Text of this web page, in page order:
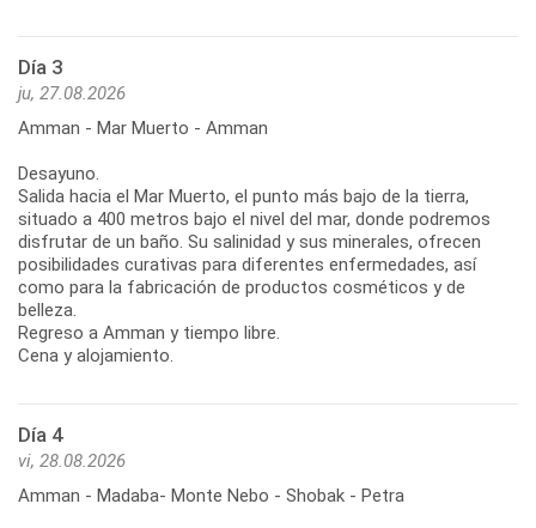
Día 3
ju, 27.08.2026
Amman - Mar Muerto - Amman
Desayuno.
Salida hacia el Mar Muerto, el punto más bajo de la tierra,
situado a 400 metros bajo el nivel del mar, donde podremos
disfrutar de un baño. Su salinidad y sus minerales, ofrecen
posibilidades curativas para diferentes enfermedades, así
como para la fabricación de productos cosméticos y de
belleza.
Regreso a Amman y tiempo libre.
Cena y alojamiento.
Día 4
vi, 28.08.2026
Amman - Madaba- Monte Nebo - Shobak - Petra